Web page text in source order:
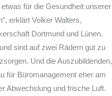
für die Gesundheit unserer
erklärt Volker Walters,
Dortmund und Lünen.
sind auf zwei Rädern gut zu
Und die Auszubildenden,
für Büromanagement eher am
Abwechslung und frische Luft.